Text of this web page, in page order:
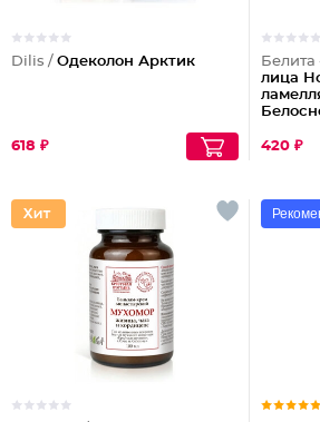
Dilis / Одеколон Арктик
618 ₽
Белита
лица
420 ₽